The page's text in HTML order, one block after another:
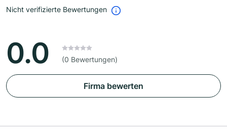
Nicht verifizierte Bewertungen
0.0 (0 Bewertungen)
Firma bewerten